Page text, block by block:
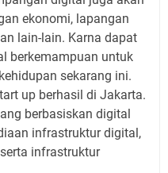
ekonomi, lapangan
lain-lain. Karna dapat
berkemampuan untuk
sekarang ini.
up berhasil di Jakarta.
berbasiskan digital
infrastruktur digital,
infrastruktur